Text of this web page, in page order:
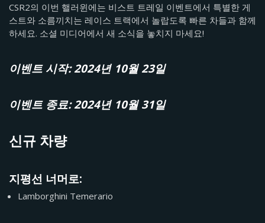
CSR2의 이번 핼러윈에는 비스트 트레일 이벤트에서 특별한 게
스트와 소름끼치는 레이스 트랙에서 놀랍도록 빠른 차들과 함께
하세요. 소셜 미디어에서 새 소식을 놓치지 마세요!
이벤트 시작: 2024년 10월 23일
이벤트 종료: 2024년 10월 31일
신규 차량
지평선 너머로:
Lamborghini Temerario